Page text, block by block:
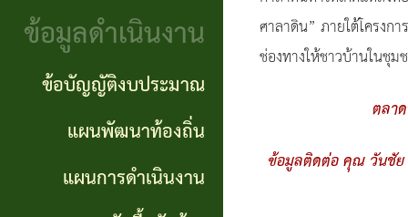
จ้าง
ภาค
รัฐ
(e-
GP)
ราย
จ่าย
ประจำ
ปี
รายงาน
/
กิจกรรม
การ
ประชุม
สภา
ข้อมูลดำเนินงาน
ข้อบัญญัติงบประมาณ
แผนพัฒนาท้องถิ่น
แผนการดำเนินงาน
ศาลาดิน” ภายใต้โครงก
ช่องทางให้ชาวบ้านในชุ
ตลา
ข้อมูลติดต่อ คุณ วันชัย